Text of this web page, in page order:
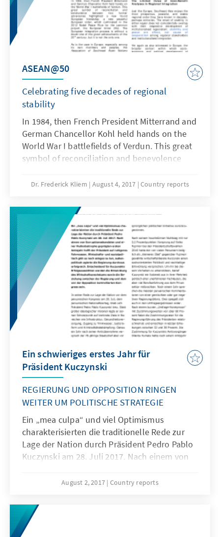
ASEAN@50
Celebrating five decades of regional
stability
In 1984, then French President Mitterrand and
German Chancellor Kohl held hands on the
World War I battlefields of Verdun. This great
symbol of reconciliation and benevolence
new found European friendship; a new
the 2012 Nobel Peace Prize for the common
project, the European Union (EU). The
European integration process is without a
doubt one of the great achievements of the
20th century; but it is not the only one.
Dr. Frederick Kliem August 4, 2017 Country reports
Ein schwieriges erstes Jahr für
Präsident Kuczynski
REGIERUNG UND OPPOSITION RINGEN
WEITER UM POLITISCHE STRATEGIE
Ein „mea culpa“ und viel Optimismus
charakterisierten die traditionelle Rede zur
Lage der Nation durch Präsident Pedro Pablo
Kuczynski am 28. Juli 2017. Nach einem von
Flutkatastrophe geprägten ersten Amtsjahr
Wirtschafts- und sozialpolitisch gibt es noch
einiges zu tun, außenpolitisch agierte die
Regierung durchaus erfolgreich.
August 2, 2017 Country reports